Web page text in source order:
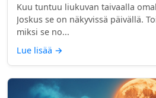
Kuu tuntuu liukuvan taivaalla
Joskus se on näkyvissä päivällä.
miksi se no...
Lue lisää →